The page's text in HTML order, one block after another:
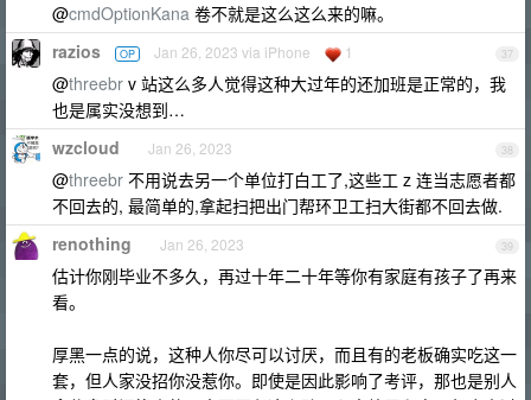
@cmdOptionKana 卷不就是这么这么来的嘛。
37
razios OP Jan 26, 2023 via iPhone 1
@threebr v 站这么多人觉得这种大过年的还加班是正常的，我
也是属实没想到…
38
wzcloud Jan 26, 2023
@threebr 不用说去另一个单位打白工了,这些工 z 连当志愿者都
不回去的, 最简单的,拿起扫把出门帮环卫工扫大街都不回去做.
39
renothing Jan 26, 2023
估计你刚毕业不多久，再过十年二十年等你有家庭有孩子了再来
看。
厚黑一点的说，这种人你尽可以讨厌，而且有的老板确实吃这一
套，但人家没招你没惹你。即使是因此影响了考评，那也是别人